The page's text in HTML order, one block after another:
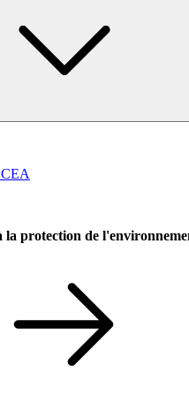
la protection de